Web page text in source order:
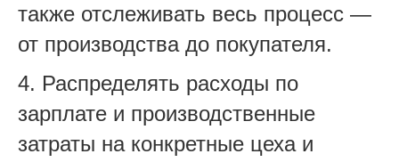
также отслеживать весь процесс —
от производства до покупателя.
4. Распределять расходы по
зарплате и производственные
затраты на конкретные цеха и